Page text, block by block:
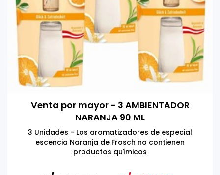
Venta por mayor - 3 AMBIENTADOR
NARANJA 90 ML
3 Unidades - Los aromatizadores de especial
escencia Naranja de Frosch no contienen
productos químicos
Hecho en Alemania